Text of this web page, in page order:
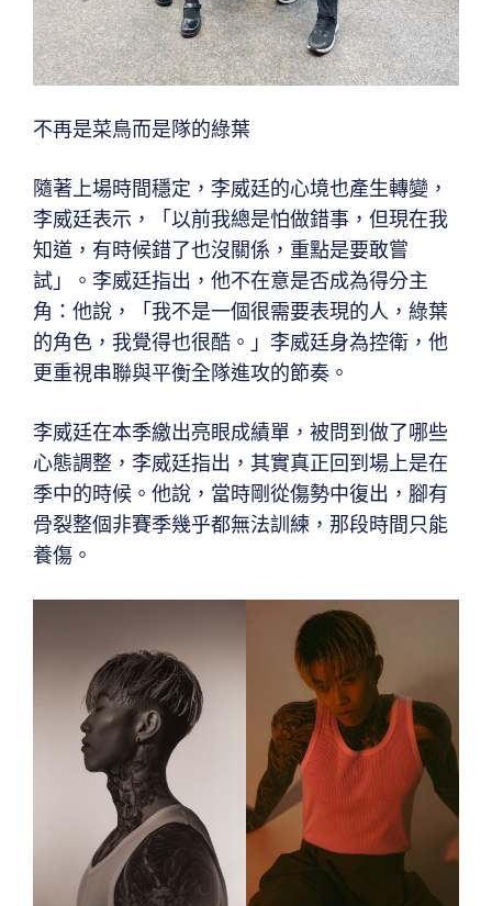
不再是菜鳥而是隊的綠葉
隨著上場時間穩定，李威廷的心境也產生轉變，
李威廷表示，「以前我總是怕做錯事，但現在我
知道，有時候錯了也沒關係，重點是要敢嘗
試」。李威廷指出，他不在意是否成為得分主
角：他說，「我不是一個很需要表現的人，綠葉
的角色，我覺得也很酷。」李威廷身為控衛，他
更重視串聯與平衡全隊進攻的節奏。
李威廷在本季繳出亮眼成績單，被問到做了哪些
心態調整，李威廷指出，其實真正回到場上是在
季中的時候。他說，當時剛從傷勢中復出，腳有
骨裂整個非賽季幾乎都無法訓練，那段時間只能
養傷。